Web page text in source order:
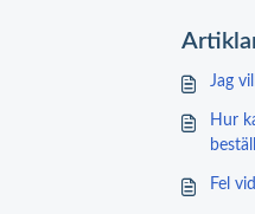
Jag
Hur
Fel